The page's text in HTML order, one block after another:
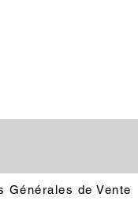
Générales de Vente